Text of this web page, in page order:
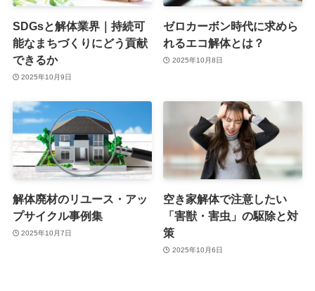
SDGsと解体業界｜持続可
能なまちづくりにどう貢献
できるか
2025年10月9日
ゼロカーボン時代に求めら
れるエコ解体とは？
2025年10月8日
解体廃材のリユース・アッ
プサイクル事例集
2025年10月7日
空き家解体で注意したい
「害獣・害虫」の駆除と対
策
2025年10月6日